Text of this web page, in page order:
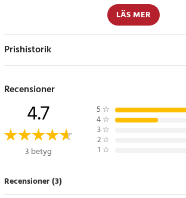
Specifikationer och kompatibilitet
Tillverkat med högkvalitativa material,
Specifikation
- Kapacitet: 890mAh / 3.29Wh
- Spänning: 3.7V
- Färg: Svart
- Dimension: 41.60 x 30.40 x 9.40mm
Kompatibla modeller
LÄS MER
Prishistorik
Recensioner
4.7
3 betyg
5 ☆
4 ☆
3 ☆
2 ☆
1 ☆
Recensioner (3)